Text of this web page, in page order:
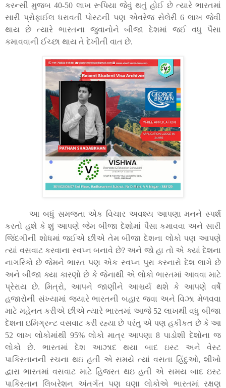
કરન્સી મુજબ 40-50 લાખ રૂપિયા જેવું થતું હોઈ છે ત્યારે ભારતમાં
સારી પ્રોફાઈલ ધરાવતી પોસ્ટની પણ એવરેજ સેલેરી 6 લાખ જેવી
થાય છે ત્યારે ભારતના જુવાનોને બીજા દેશમાં જઈ વધુ પૈસા
કમાવવાની ઈચ્છા થાય તે દેખીતી વાત છે.
આ બધું સમજતા એક વિચાર અવશ્ય આપણા મનને સ્પર્શ
કરતો હશે કે શું આપણે જેમ બીજા દેશોમાં પૈસા કમાવવા અને સારી
જિંદગીની શોધમાં જઈએ છીએ તેમ બીજા દેશના લોકો પણ આપણે
ત્યાં વસવાટ કરવાના સ્વપ્ન બનાવે છે? અને જો હા તો એ ક્યાં દેશના
નાગરિકો છે જેમને ભારત પણ એક સ્વપ્ન પુરા કરનારો દેશ લાગે છે
અને બીજા ક્યા કારણો છે કે જેનાથી એ લોકો ભારતમાં આવવા માટે
પ્રેરાય છે. મિત્રો, આપને જાણીને આશ્ચર્ય થશે કે આપણે વર્ષે
હજારોની સંખ્યામાં જયારે ભારતની બહાર જવા અને વિઝા મેળવવા
માટે મહેનત કરીએ છીએ ત્યારે ભારતમાં આજે 52 લાખથી વધુ બીજા
દેશના ઇમિગ્રન્ટ વસવાટ કરી રહ્યા છે પરંતુ એ પણ હકીકત છે કે આ
52 લાખ લોકોમાંથી 95% લોકો માત્ર આપણા 8 પાડોશી દેશોના જ
લોકો છે. ભારતમાં દેશ આઝાદ થયા બાદ ઇસ્ટ અને વેસ્ટ
પાકિસ્તાનની રચના થઇ હતી એ સમયે ત્યાં વસતા હિંદુઓ,શીખો
દ્વારા ભારતમાં વસવાટ માટે હિજરત થઇ હતી એ સમય બાદ ઇસ્ટ
પાકિસ્તાન લિબરેશન અંતર્ગત પણ ઘણા લોકોએ ભારતમાં રક્ષણ